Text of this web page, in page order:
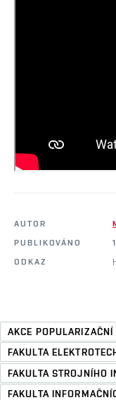
AUTOR
PUBLIKOVÁNO
ODKAZ
AKCE POPULARIZAČNÍ
FAKULTA
FAKULTA STROJNÍHO
FAKULTA